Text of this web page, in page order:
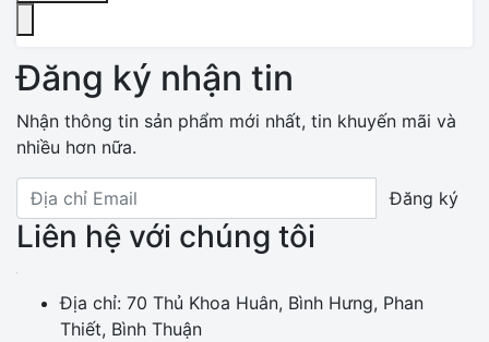
Đăng ký nhận tin
Nhận thông tin sản phẩm mới nhất, tin khuyến mãi và
nhiều hơn nữa.
Đăng ký
Liên hệ với chúng tôi
Địa chỉ: 70 Thủ Khoa Huân, Bình Hưng, Phan
Thiết, Bình Thuận